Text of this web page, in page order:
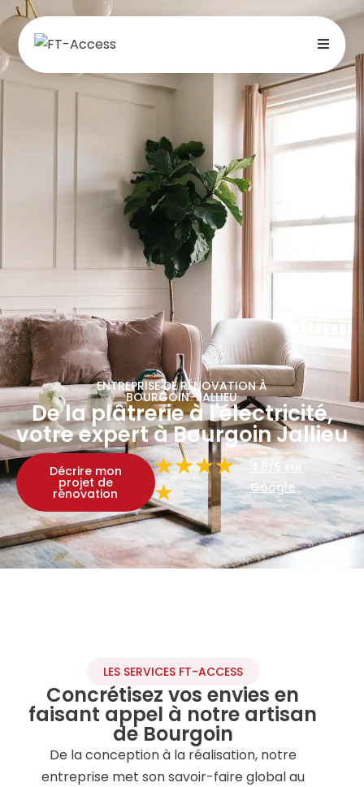
ENTREPRISE DE RÉNOVATION À
BOURGOIN-JALLIEU
De la plâtrerie à l'électricité,
votre expert à Bourgoin Jallieu
Décrire mon
projet de
rénovation
4.8/5 sur
Google
LES SERVICES FT-ACCESS
Concrétisez vos envies en
faisant appel à notre artisan
de Bourgoin
De la conception à la réalisation, notre
entreprise met son savoir-faire global au